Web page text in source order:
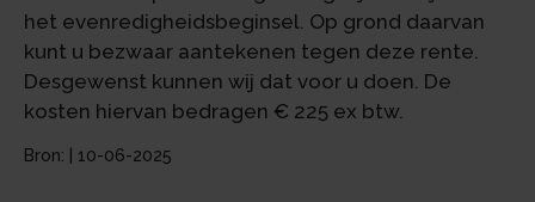
het evenredigheidsbeginsel. Op grond daarvan
kunt u bezwaar aantekenen tegen deze rente.
Desgewenst kunnen wij dat voor u doen. De
kosten hiervan bedragen € 225 ex btw.
Bron: | 10-06-2025